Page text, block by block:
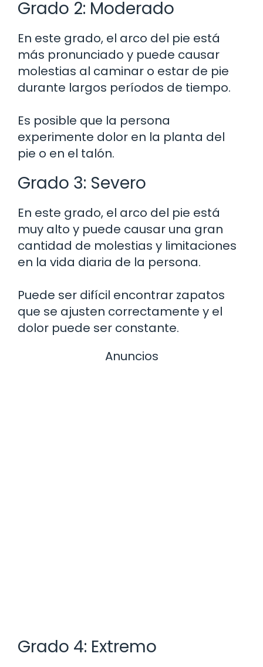
Grado 2: Moderado
En este grado, el arco del pie está
más pronunciado y puede causar
molestias al caminar o estar de pie
durante largos períodos de tiempo.
Es posible que la persona
experimente dolor en la planta del
pie o en el talón.
Grado 3: Severo
En este grado, el arco del pie está
muy alto y puede causar una gran
cantidad de molestias y limitaciones
en la vida diaria de la persona.
Puede ser difícil encontrar zapatos
que se ajusten correctamente y el
dolor puede ser constante.
Anuncios
Grado 4: Extremo